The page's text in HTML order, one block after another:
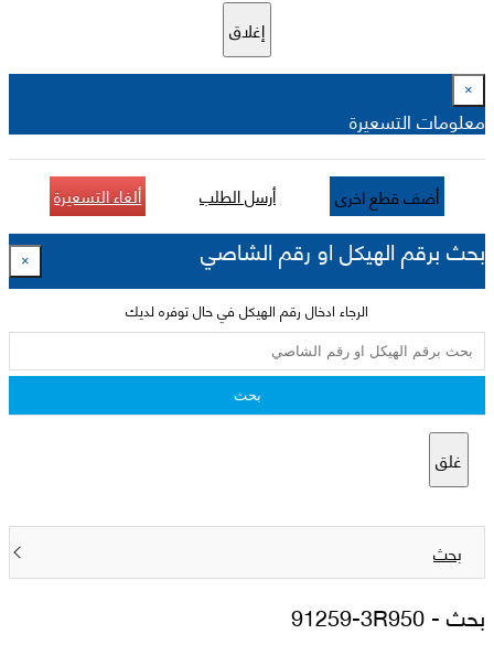
إغلاق
×
معلومات التسعيرة
أضف قطع اخرى أرسل الطلب ألغاء التسعيرة
بحث برقم الهيكل او رقم الشاصي ×
الرجاء ادخال رقم الهيكل في حال توفره لديك
بحث
غلق
بحث
بحث -91259-3R950